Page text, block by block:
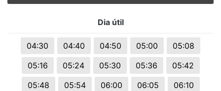
Dia útil
04:30 04:40 04:50 05:00
05:08
05:16
05:24 05:30 05:36
05:42
05:48
05:54 06:00 06:05
06:10